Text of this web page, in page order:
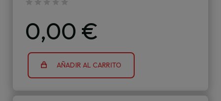
0,00 €
AÑADIR AL CARRITO